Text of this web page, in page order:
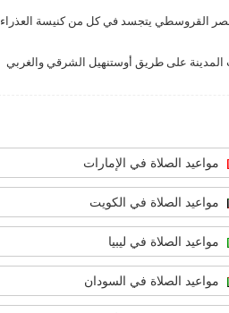
القروسطي يتجسد في كل من كنيسة العذراء
على طريق أوستنهيل الشرقي والغربي
مواعيد الصلاة في الإمارات
مواعيد الصلاة في الكويت
مواعيد الصلاة في ليبيا
مواعيد الصلاة في السودان